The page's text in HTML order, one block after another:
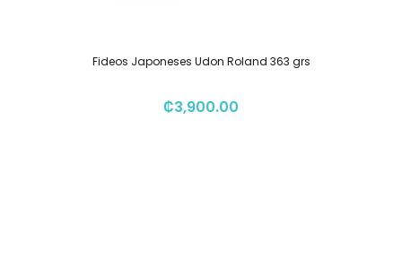
Fideos Japoneses Udon Roland 363 grs
₡3,900.00